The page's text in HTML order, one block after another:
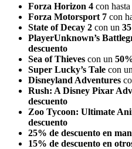
Forza Horizon 4 con hasta
Forza Motorsport 7 con
State of Decay 2 con un
PlayerUnknown’s
descuento
Sea of Thieves con un
Super Lucky’s Tale con un
Disneyland Adventures
Rush: A Disney Pixar
descuento
Zoo Tycoon: Ultimate
descuento
25% de descuento en
15% de descuento en